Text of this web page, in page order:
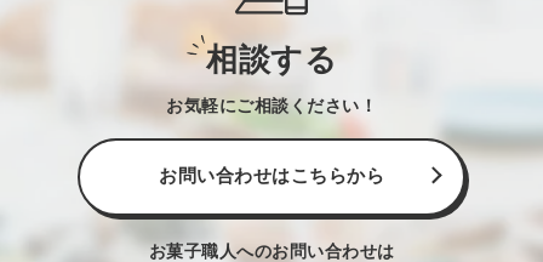
相談する
お気軽にご相談ください！
お問い合わせはこちらから
お菓子職人へのお問い合わせは